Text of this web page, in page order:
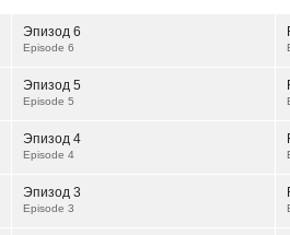
Эпизод 6
Episode 6
Эпизод 5
Episode 5
Эпизод 4
Episode 4
Эпизод 3
Episode 3